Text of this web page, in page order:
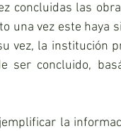
concluidas las
una vez este haya
vez, la institución
ser concluido,
la